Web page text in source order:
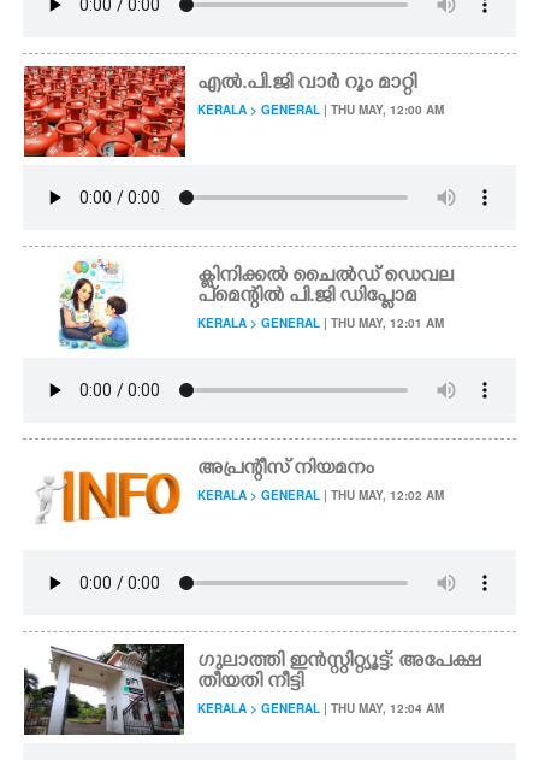
എൽ.പി.ജി വാർ റൂം മാറ്റി
KERALA > GENERAL | THU MAY, 12:00 AM
ക്ലിനിക്കൽ ചൈൽഡ് ഡെവല
പ്മെന്റിൽ പി.ജി ഡിപ്ലോമ
KERALA > GENERAL | THU MAY, 12:01 AM
അപ്രന്റീസ് നിയമനം
KERALA > GENERAL | THU MAY, 12:02 AM
ഗുലാത്തി ഇൻസ്റ്റി​റ്റ്യൂട്ട്: അപേക്ഷ
തീയതി നീട്ടി
KERALA > GENERAL | THU MAY, 12:04 AM